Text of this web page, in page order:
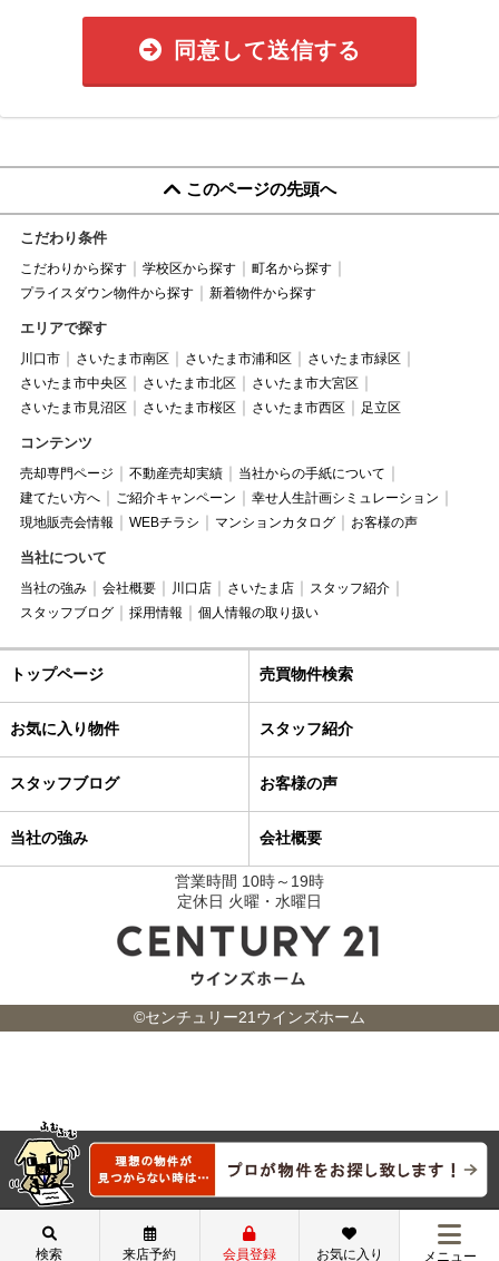
同意して送信する
このページの先頭へ
こだわり条件
こだわりから探す 学校区から探す
町名から探す
プライスダウン物件から探す
新着物件から探す
エリアで探す
川口市 さいたま市南区 さいたま市浦和区
さいたま市緑区
さいたま市中央区
さいたま市北区
さいたま市大宮区
さいたま市見沼区
さいたま市桜区 さいたま市西区 足立区
コンテンツ
売却専門ページ 不動産売却実績
当社からの手紙について
建てたい方へ
ご紹介キャンペーン
幸せ人生計画シミュレーション
現地販売会情報
WEBチラシ マンションカタログ お客様の声
当社について
当社の強み 会社概要 川口店 さいたま店
スタッフ紹介
スタッフブログ
採用情報 個人情報の取り扱い
トップページ 売買物件検索
お気に入り物件 スタッフ紹介
スタッフブログ お客様の声
当社の強み 会社概要
営業時間 10時～19時
定休日 火曜・水曜日
©センチュリー21ウインズホーム
検索 来店予約 会員登録 お気に入り メニュー